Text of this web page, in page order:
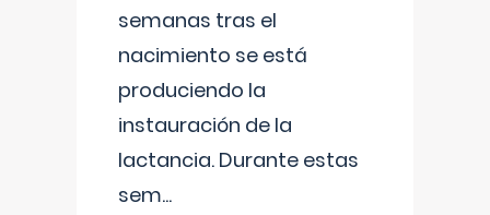
semanas tras el
nacimiento se está
produciendo la
instauración de la
lactancia. Durante estas
sem...